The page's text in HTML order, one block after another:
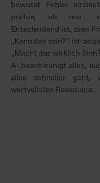
bewusst Fehler
prüfen, ob man
Entscheidend ist, zwei
„Kann das sein?“ ist
„Macht das wirklich
AI beschleunigt alles,
alles schneller geht,
wertvollsten Ressource.